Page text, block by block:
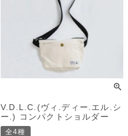
V.D.L.C.(ヴィ.ディー.エル.シ
ー.) コンパクトショルダー
全4種